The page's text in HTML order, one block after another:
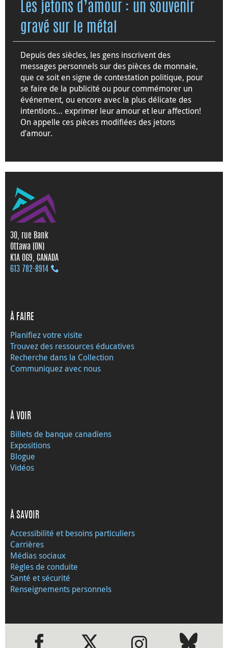
Les jetons d’amour : un souvenir
gravé sur le métal
Depuis des siècles, les gens inscrivent des
messages personnels sur des pièces de monnaie,
que ce soit en signe de contestation politique, pour
se faire de la publicité ou pour commémorer un
événement, ou encore avec la plus délicate des
intentions… exprimer leur amour et leur affection!
On appelle ces pièces modifiées des jetons
d’amour.
30, rue Bank
Ottawa (ON)
K1A 0G9, CANADA
613 782‑8914
À FAIRE
Planifiez votre visite
Trouvez des ressources éducatives
Recherche dans la Collection
Communiquez avec nous
À VOIR
Billets de banque canadiens
Expositions
Blogue
Vidéos
À SAVOIR
Accessibilité et besoins particuliers
Carrières
Médias sociaux
Règles de conduite
Santé et sécurité
Renseignements personnels